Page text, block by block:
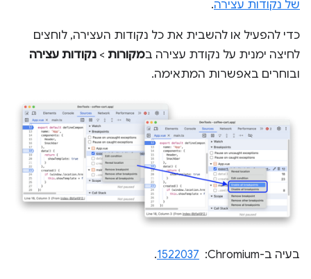
של נקודות עצירה.
כדי להפעיל או להשבית את כל נקודות העצירה, לוחצים
לחיצה ימנית על נקודת עצירה במקורות > נקודות עצירה
ובוחרים באפשרות המתאימה.
בעיה ב-Chromium: ‏ 1522037
.